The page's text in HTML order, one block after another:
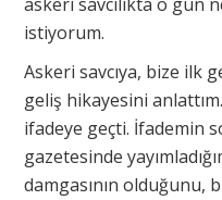
istiyorum.
Askeri savcıya, bize ilk
geliş hikayesini
ifadeye geçti. İfademin
gazetesinde
damgasının